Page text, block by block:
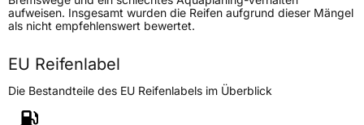
ModellnameStar LT
FahrzeugartTransporter
Schlauchtyp
aufweisen. Insgesamt wurden die Reifen aufgrund dieser Mängel
als nicht empfehlenswert bewertet.
EU Reifenlabel
Die Bestandteile des EU Reifenlabels im Überblick